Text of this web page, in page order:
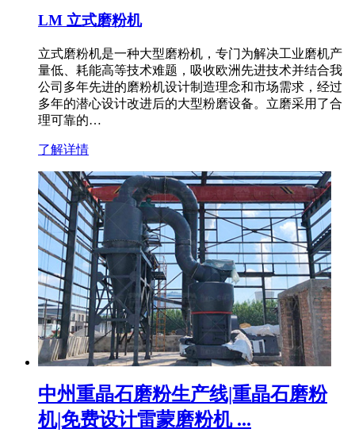
LM 立式磨粉机
立式磨粉机是一种大型磨粉机，专门为解决工业磨机产
量低、耗能高等技术难题，吸收欧洲先进技术并结合我
公司多年先进的磨粉机设计制造理念和市场需求，经过
多年的潜心设计改进后的大型粉磨设备。立磨采用了合
理可靠的…
了解详情
中州重晶石磨粉生产线|重晶石磨粉
机|免费设计雷蒙磨粉机 ...